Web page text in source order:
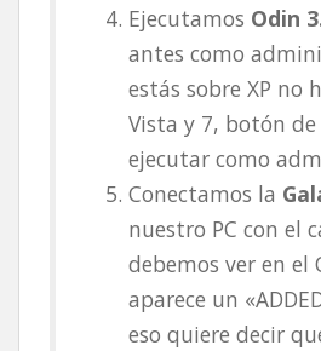
Ejecutamos Odin
antes como
estás sobre XP no
Vista y 7, botón
ejecutar como
Conectamos la
nuestro PC con el
debemos ver en el
aparece un
eso quiere decir